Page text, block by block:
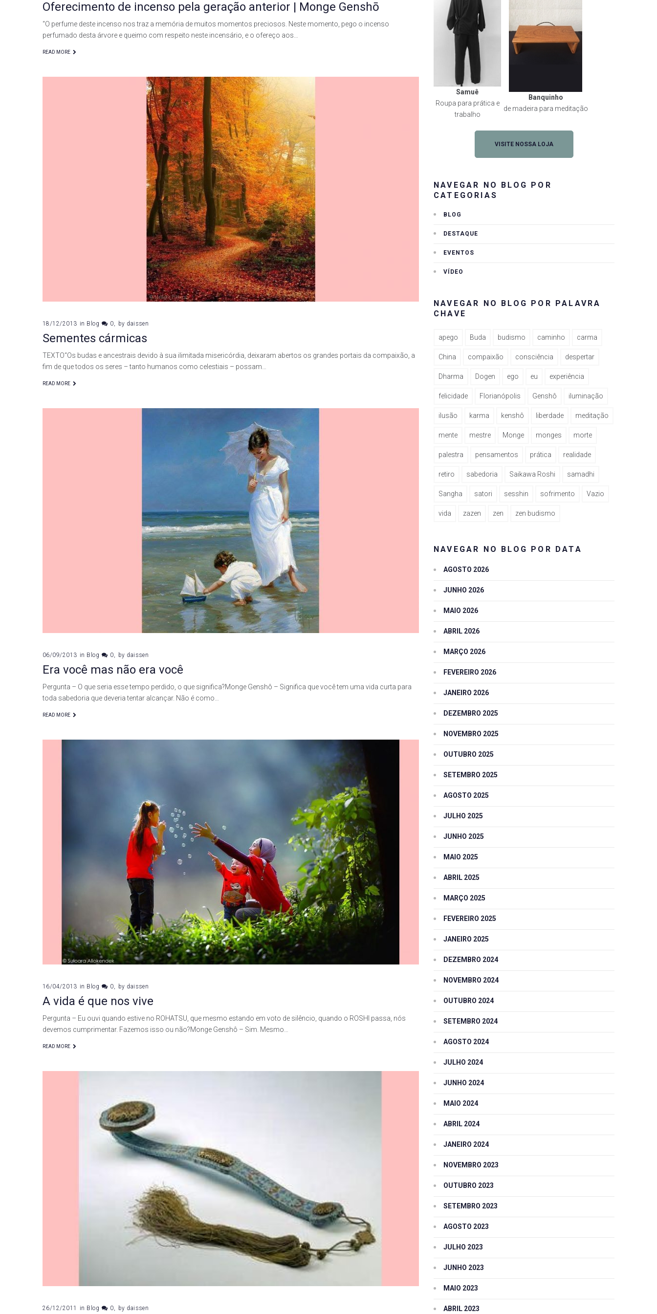
Oferecimento de incenso pela geração anterior | Monge Genshō
“O perfume deste incenso nos traz a memória de muitos momentos preciosos. Neste momento, pego o incenso
perfumado desta árvore e queimo com respeito neste incensário, e o ofereço aos…
READ MORE
18/12/2013 in Blog 0 by daissen
Sementes cármicas
TEXTO“Os budas e ancestrais devido à sua ilimitada misericórdia, deixaram abertos os grandes portais da compaixão, a
fim de que todos os seres – tanto humanos como celestiais – possam…
READ MORE
06/09/2013 in Blog 0 by daissen
Era você mas não era você
Pergunta – O que seria esse tempo perdido, o que significa?Monge Genshô – Significa que você tem uma vida curta para
toda sabedoria que deveria tentar alcançar. Não é como…
READ MORE
16/04/2013 in Blog 0 by daissen
A vida é que nos vive
Pergunta – Eu ouvi quando estive no ROHATSU, que mesmo estando em voto de silêncio, quando o ROSHI passa, nós
devemos cumprimentar. Fazemos isso ou não?Monge Genshô – Sim. Mesmo…
READ MORE
26/12/2011 in Blog 0 by daissen
Samuê
Roupa para prática e
trabalho
Banquinho
de madeira para meditação
VISITE NOSSA LOJA
NAVEGAR NO BLOG POR
CATEGORIAS
BLOG
DESTAQUE
EVENTOS
VÍDEO
NAVEGAR NO BLOG POR PALAVRA
CHAVE
apego Buda budismo caminho carma
China compaixão consciência despertar
Dharma Dogen ego eu experiência
felicidade Florianópolis Genshô iluminação
ilusão karma kenshô liberdade meditação
mente mestre Monge monges morte
palestra pensamentos prática realidade
retiro sabedoria Saikawa Roshi samadhi
Sangha satori sesshin sofrimento Vazio
vida zazen zen zen budismo
NAVEGAR NO BLOG POR DATA
AGOSTO 2026
JUNHO 2026
MAIO 2026
ABRIL 2026
MARÇO 2026
FEVEREIRO 2026
JANEIRO 2026
DEZEMBRO 2025
NOVEMBRO 2025
OUTUBRO 2025
SETEMBRO 2025
AGOSTO 2025
JULHO 2025
JUNHO 2025
MAIO 2025
ABRIL 2025
MARÇO 2025
FEVEREIRO 2025
JANEIRO 2025
DEZEMBRO 2024
NOVEMBRO 2024
OUTUBRO 2024
SETEMBRO 2024
AGOSTO 2024
JULHO 2024
JUNHO 2024
MAIO 2024
ABRIL 2024
JANEIRO 2024
NOVEMBRO 2023
OUTUBRO 2023
SETEMBRO 2023
AGOSTO 2023
JULHO 2023
JUNHO 2023
MAIO 2023
ABRIL 2023